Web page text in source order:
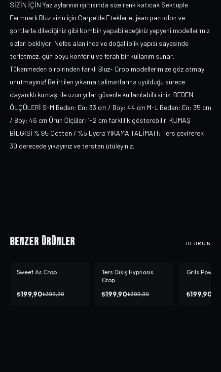
SİZİN İÇİN Yaz aylarının ışıltısında size renk katıcak Sektuple
Fermuarlı Bluz sizin için Carpe'de Eteklerle, jean pantolon ve
şortlarla dilediğiniz gibi kombin yapabileceğiniz yepyeni modellerimiz
sizleri bekliyor. Nefes alan ince ve doğal iplik yapısı sayesinde
terletmez, gün boyu konforlu ve ferah bir kullanım sunar.
Tükenmeden birbirinden farklı Bluz- Crop modellerimize göz atmayı
unutmayınız! Belirtilen yıkama talimatlarına uyulduğu sürece
dayanıklı kumaşı ile uzun yıllar güvenle kullanılabilirsiniz. BEDEN
ÖLÇÜLERİ S-M Beden: En: 33 cm / Boy: 44 cm M-L Beden: En: 35 cm
/ Boy: 46 cm Ürün Ölçüleri 1-2 cm farklılık gösterebilir. KUMAŞ
BİLGİSİ % 95 Cotton / %5 Lycra YIKAMA TALİMATI: Ters çevirerek
30 derecede yıkayınız ve tersten ütüleyiniz.
Benzer Ürünler 10 ÜRÜN
-%50
Sweet As Crop
₺199,90₺399,90
-%50
Ters Dikiş Hypnosis
Crop
₺199,90₺399,90
-% 50
Grils Power
₺199,90